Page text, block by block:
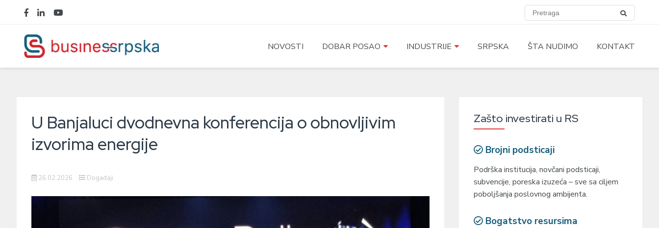
NOVOSTI DOBAR POSAO INDUSTRIJE SRPSKA ŠTA NUDIMO KONTAKT
U Banjaluci dvodnevna konferencija o obnovljivim
izvorima energije
26.02.2026 Događaji
Zašto investirati u RS
Brojni podsticaji
Podrška institucija, novčani podsticaji,
subvencije, poreska izuzeća – sve sa ciljem
poboljšanja poslovnog ambijenta.
Bogatstvo resursima